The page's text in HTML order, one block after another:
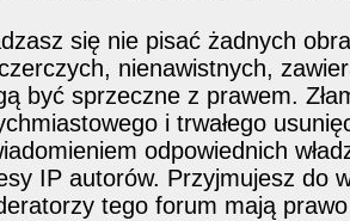
się nie pisać żadnych
nienawistnych,
być sprzeczne z prawem.
i trwałego
odpowiednich
IP autorów. Przyjmujesz do
tego forum mają